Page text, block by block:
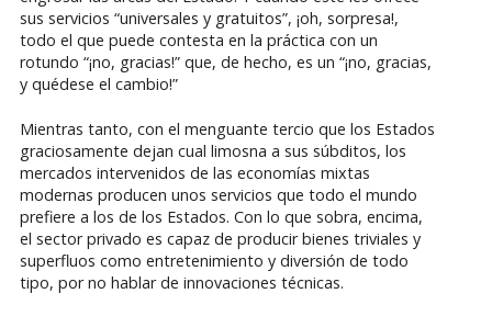
sus servicios “universales y gratuitos”, ¡oh, sorpresa!,
todo el que puede contesta en la práctica con un
rotundo “¡no, gracias!” que, de hecho, es un “¡no, gracias,
y quédese el cambio!”
Mientras tanto, con el menguante tercio que los Estados
graciosamente dejan cual limosna a sus súbditos, los
mercados intervenidos de las economías mixtas
modernas producen unos servicios que todo el mundo
prefiere a los de los Estados. Con lo que sobra, encima,
el sector privado es capaz de producir bienes triviales y
superfluos como entretenimiento y diversión de todo
tipo, por no hablar de innovaciones técnicas.